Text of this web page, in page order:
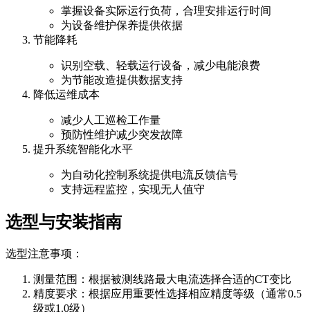
掌握设备实际运行负荷，合理安排运行时间
为设备维护保养提供依据
节能降耗
识别空载、轻载运行设备，减少电能浪费
为节能改造提供数据支持
降低运维成本
减少人工巡检工作量
预防性维护减少突发故障
提升系统智能化水平
为自动化控制系统提供电流反馈信号
支持远程监控，实现无人值守
选型与安装指南
选型注意事项：
测量范围：根据被测线路最大电流选择合适的CT变比
精度要求：根据应用重要性选择相应精度等级（通常0.5
级或1.0级）